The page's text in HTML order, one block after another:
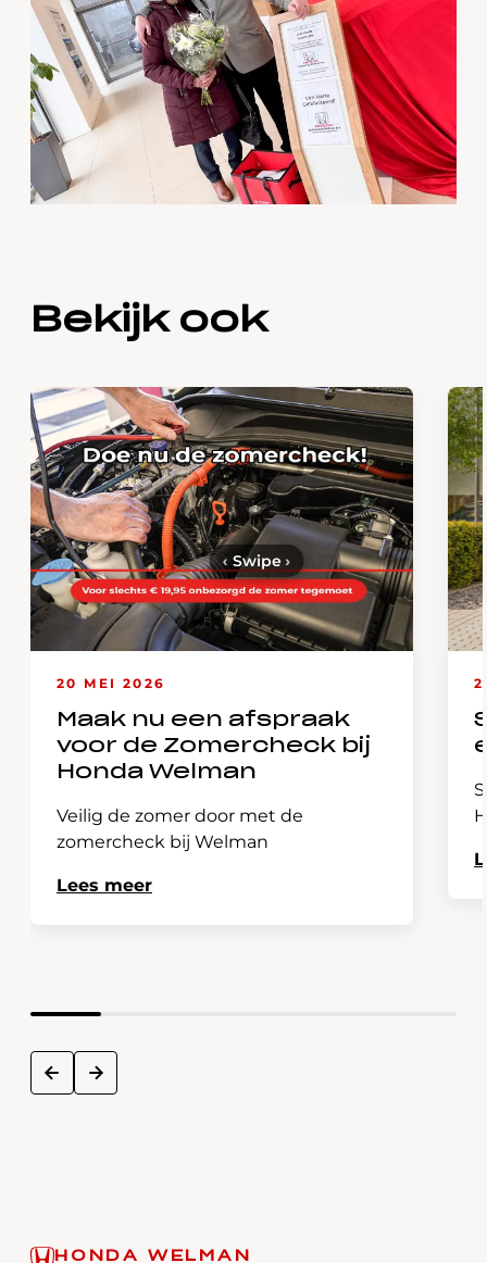
Bekijk ook
20 MEI 2026
Maak nu een afspraak
voor de Zomercheck bij
Honda Welman
Veilig de zomer door met de
zomercheck bij Welman
Lees meer
prev next
‹ Swipe›
HONDA WELMAN